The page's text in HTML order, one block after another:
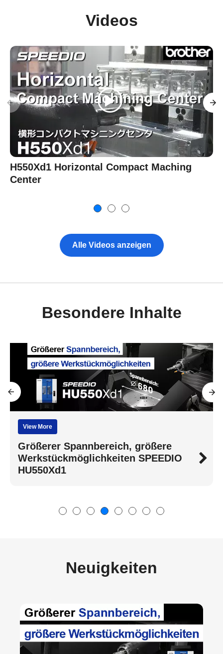
Videos
H550Xd1 Horizontal Compact Maching
Center
Alle Videos anzeigen
Besondere Inhalte
View More
Größerer Spannbereich, größere
Werkstückmöglichkeiten SPEEDIO
HU550Xd1
Neuigkeiten